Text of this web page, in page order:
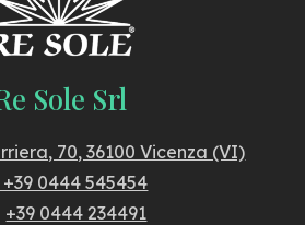
Sole Srl
70, 36100 Vicenza (VI)
+39 0444 545454
+39 0444 234491